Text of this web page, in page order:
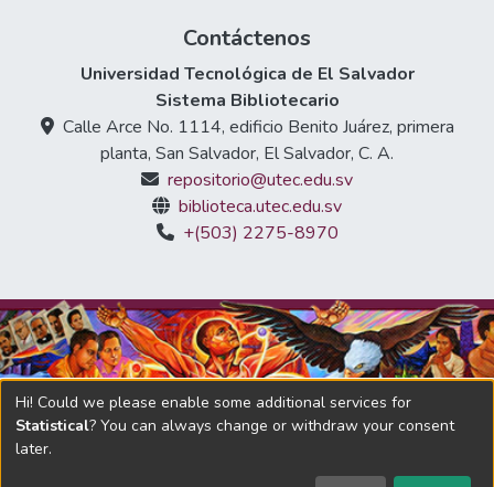
Contáctenos
Universidad Tecnológica de El Salvador
Sistema Bibliotecario
Calle Arce No. 1114, edificio Benito Juárez, primera
planta, San Salvador, El Salvador, C. A.
repositorio@utec.edu.sv
biblioteca.utec.edu.sv
+(503) 2275-8970
Hi! Could we please enable some additional services for
Statistical? You can always change or withdraw your consent
later.